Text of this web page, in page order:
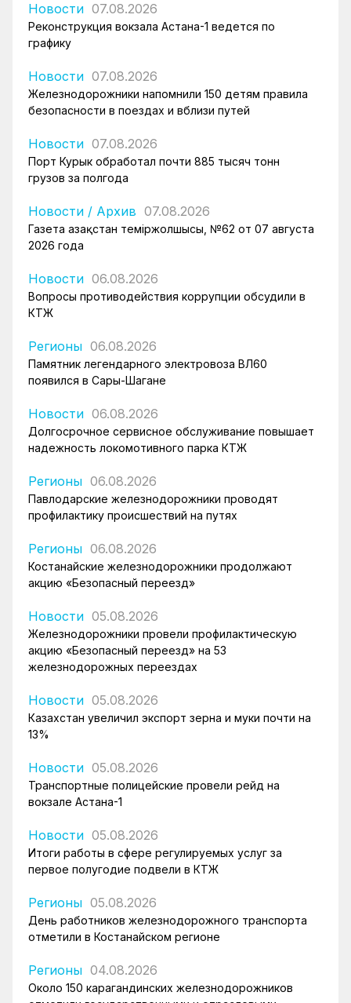
Новости 07.08.2026
Реконструкция вокзала Астана-1 ведется по
графику
Новости 07.08.2026
Железнодорожники напомнили 150 детям правила
безопасности в поездах и вблизи путей
Новости 07.08.2026
Порт Курык обработал почти 885 тысяч тонн
грузов за полгода
Новости / Архив 07.08.2026
Газета Қазақстан теміржолшысы, №62 от 07 августа
2026 года
Новости 06.08.2026
Вопросы противодействия коррупции обсудили в
КТЖ
Регионы 06.08.2026
Памятник легендарного электровоза ВЛ60
появился в Сары-Шагане
Новости 06.08.2026
Долгосрочное сервисное обслуживание повышает
надежность локомотивного парка КТЖ
Регионы 06.08.2026
Павлодарские железнодорожники проводят
профилактику происшествий на путях
Регионы 06.08.2026
Костанайские железнодорожники продолжают
акцию «Безопасный переезд»
Новости 05.08.2026
Железнодорожники провели профилактическую
акцию «Безопасный переезд» на 53
железнодорожных переездах
Новости 05.08.2026
Казахстан увеличил экспорт зерна и муки почти на
13%
Новости 05.08.2026
Транспортные полицейские провели рейд на
вокзале Астана-1
Новости 05.08.2026
Итоги работы в сфере регулируемых услуг за
первое полугодие подвели в КТЖ
Регионы 05.08.2026
День работников железнодорожного транспорта
отметили в Костанайском регионе
Регионы 04.08.2026
Около 150 карагандинских железнодорожников